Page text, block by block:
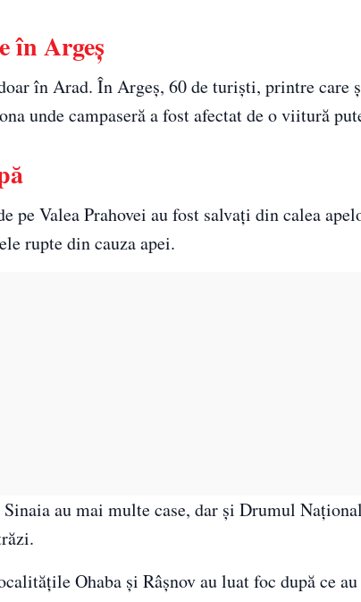
în Argeș
în Arad. În Argeș, 60 de turiști, printre care
unde campaseră a fost afectat de o viitură
Valea Prahovei au fost salvați din calea
rupte din cauza apei.
au mai multe case, dar și Drumul
Ohaba și Râșnov au luat foc după ce